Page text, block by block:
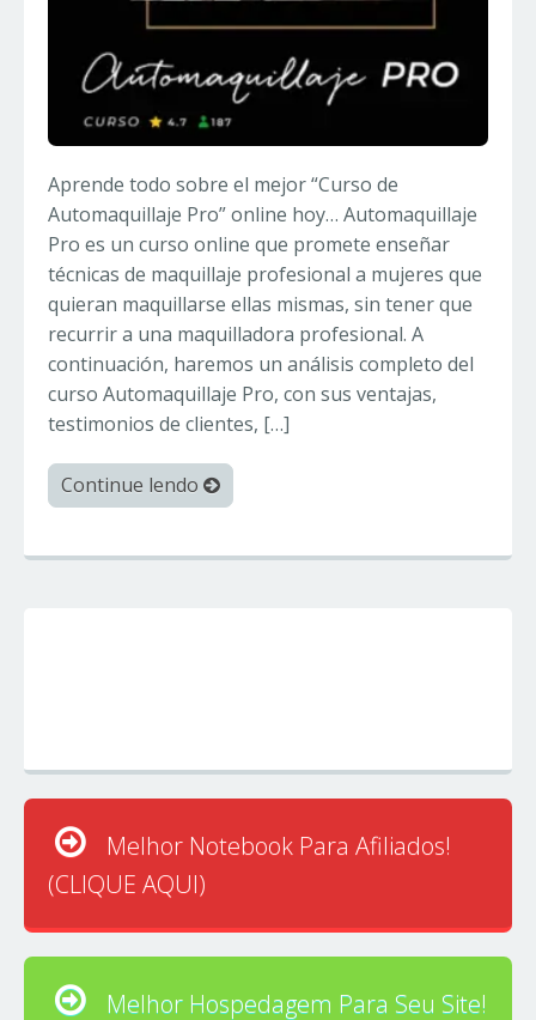
Aprende todo sobre el mejor “Curso de
Automaquillaje Pro” online hoy… Automaquillaje
Pro es un curso online que promete enseñar
técnicas de maquillaje profesional a mujeres que
quieran maquillarse ellas mismas, sin tener que
recurrir a una maquilladora profesional. A
continuación, haremos un análisis completo del
curso Automaquillaje Pro, con sus ventajas,
testimonios de clientes, […]
Continue lendo
Melhor Notebook Para Afiliados!
(CLIQUE AQUI)
Melhor Hospedagem Para Seu Site!